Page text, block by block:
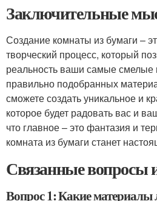
Заключительные
Создание комнаты из бумаги –
творческий процесс, который
реальность ваши самые
правильно подобранных
сможете создать уникальное и
которое будет радовать вас и
что главное – это фантазия и
комната из бумаги станет
Связанные вопросы
Вопрос 1: Какие материалы